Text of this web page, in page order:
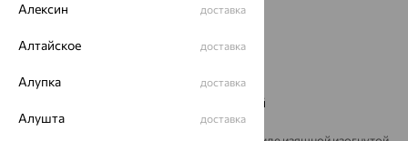
Вставка:
Бренд:
Вес металла:
Бесцветный
Алексин доставка
Алтайское доставка
Алупка доставка
Алушта доставка